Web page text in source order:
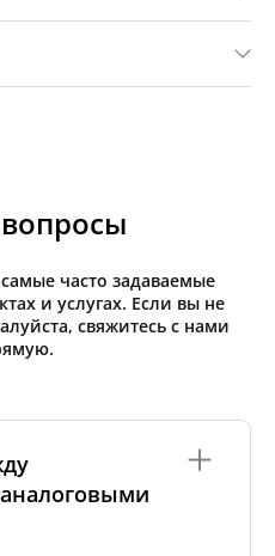
часто задаваемые
и услугах. Если вы не
свяжитесь с нами